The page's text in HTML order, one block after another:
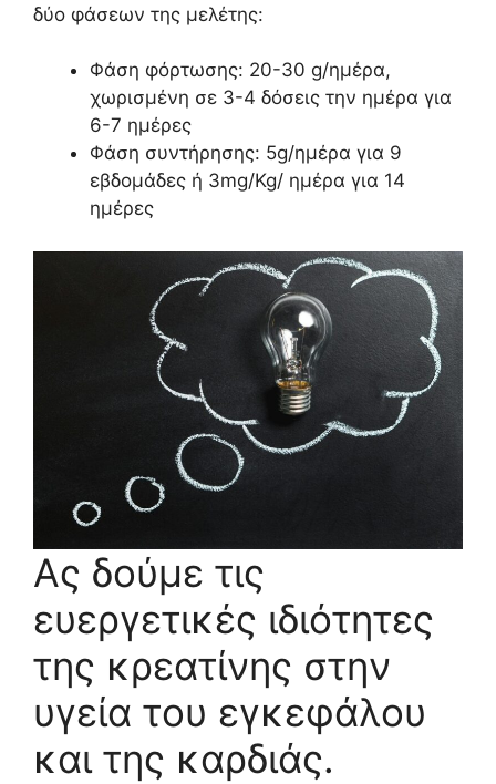
δύο φάσεων της μελέτης:
Φάση φόρτωσης: 20-30 g/ημέρα,
χωρισμένη σε 3-4 δόσεις την ημέρα για
6-7 ημέρες
Φάση συντήρησης: 5g/ημέρα για 9
εβδομάδες ή 3mg/Kg/ ημέρα για 14
ημέρες
Ας δούμε τις
ευεργετικές ιδιότητες
της κρεατίνης στην
υγεία του εγκεφάλου
και της καρδιάς.